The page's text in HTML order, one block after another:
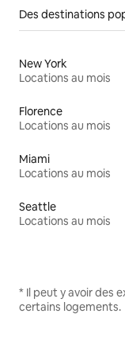
Des destinations
New York
Locations au mois
Florence
Locations au mois
Miami
Locations au mois
Seattle
Locations au mois
* Il peut y avoir des
certains logements.